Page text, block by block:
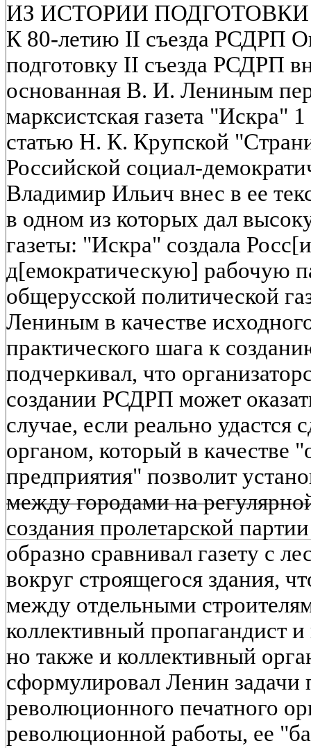
ИЗ ИСТОРИИ
К 80-летию II съезда РСДРП
подготовку II съезда РСДРП
основанная В. И. Лениным
марксистская газета "Искра"
статью Н. К. Крупской
Российской социал-
Владимир Ильич внес в ее
в одном из которых дал
газеты: "Искра" создала
д[емократическую] рабочую
общерусской политической
Лениным в качестве
практического шага к
подчеркивал, что
создании РСДРП может
случае, если реально удастся
органом, который в качестве
предприятия" позволит
между городами на
создания пролетарской
образно сравнивал газету с
вокруг строящегося здания,
между отдельными
коллективный пропагандист
но также и коллективный
сформулировал Ленин задачи
революционного печатного
революционной работы, ее